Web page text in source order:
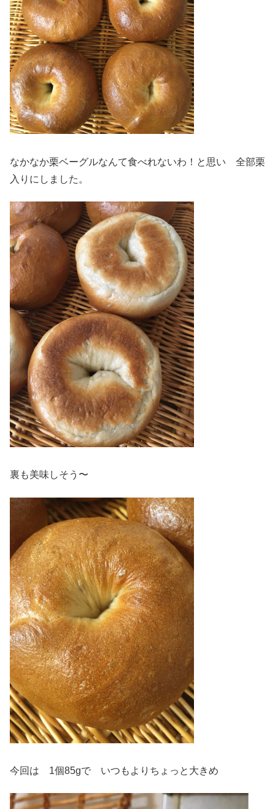
なかなか栗ベーグルなんて食べれないわ！と思い 全部栗
入りにしました。
裏も美味しそう〜
今回は 1個85gで いつもよりちょっと大きめ